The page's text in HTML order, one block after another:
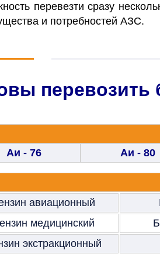
перевезти сразу
и потребностей АЗС.
Аи - 76
Аи - 80
авиационный
медицинский
экстракционный